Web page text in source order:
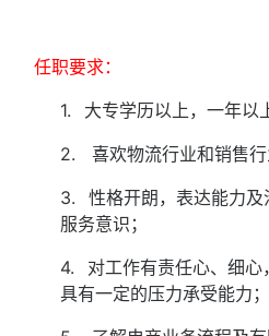
任职要求：
1.
大专学历以上，一年以
2. 喜欢物流行业和销售行
3.
性格开朗，表达能力
服务意识；
4.
对工作有责任心、细心
具有一定的压力承受能力；